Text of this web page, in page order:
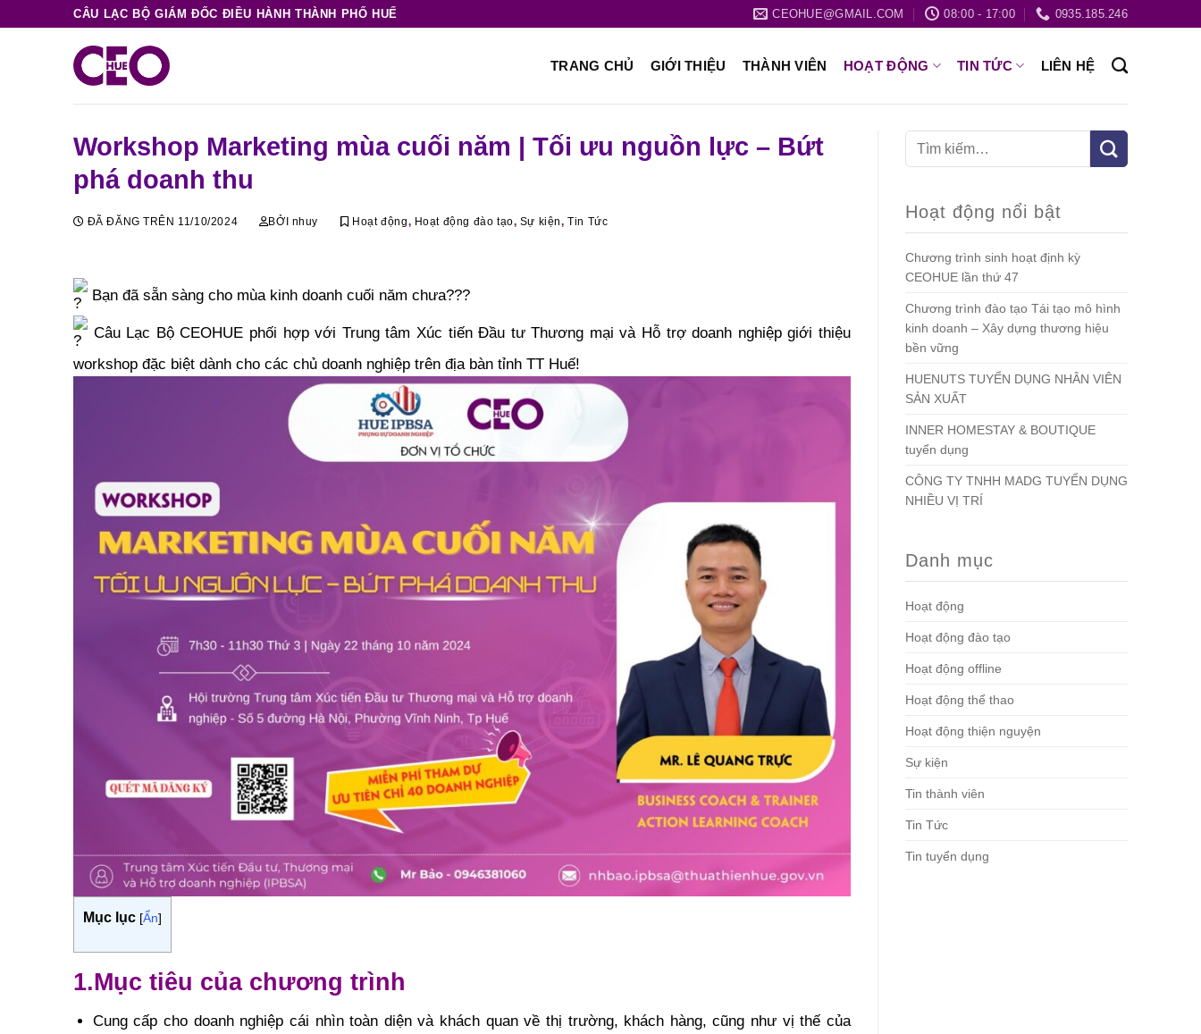
đến
CÂU LẠC BỘ GIÁM ĐỐC ĐIỀU HÀNH THÀNH PHỐ HUẾ CEOHUE@GMAIL.COM 08:00 - 17:00 0935.185.246
TRANG CHỦ GIỚI THIỆU THÀNH VIÊN HOẠT ĐỘNG TIN TỨC LIÊN HỆ
Workshop Marketing mùa cuối năm | Tối ưu nguồn lực – Bứt
phá doanh thu
ĐÃ ĐĂNG TRÊN 11/10/2024 BỞI nhuy Hoạt động, Hoạt động đào tạo, Sự kiện,Tin Tức
Bạn đã sẵn sàng cho mùa kinh doanh cuối năm chưa???
Câu Lạc Bộ CEOHUE phối hợp với Trung tâm Xúc tiến Đầu tư Thương mại và Hỗ trợ doanh nghiệp giới thiệu
workshop đặc biệt dành cho các chủ doanh nghiệp trên địa bàn tỉnh TT Huế!
Mục lục [Ẩn]
1.Mục tiêu của chương trình
️Cung cấp cho doanh nghiệp cái nhìn toàn diện và khách quan về thị trường, khách hàng, cũng như vị thế của
Hoạt động nổi bật
Chương trình sinh hoạt định kỳ
CEOHUE lần thứ 47
Chương trình đào tạo Tái tạo mô hình
kinh doanh – Xây dựng thương hiệu
bền vững
HUENUTS TUYỂN DỤNG NHÂN VIÊN
SẢN XUẤT
INNER HOMESTAY & BOUTIQUE
tuyển dụng
CÔNG TY TNHH MADG TUYỂN DỤNG
NHIỀU VỊ TRÍ
Danh mục
Hoạt động
Hoạt động đào tạo
Hoạt động offline
Hoạt động thể thao
Hoạt động thiện nguyện
Sự kiện
Tin thành viên
Tin Tức
Tin tuyển dụng